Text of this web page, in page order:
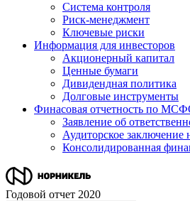
Система контроля
Риск-менеджмент
Ключевые риски
Информация для инвесторов
Акционерный капитал
Ценные бумаги
Дивидендная политика
Долговые инструменты
Финасовая отчетность по
Заявление об
Аудиторское заключение
Консолидированная
Годовой отчет 2020